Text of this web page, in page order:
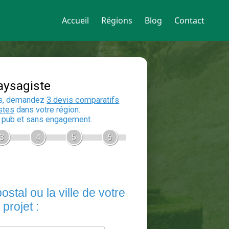
Accueil Régions Blog Contact
Devis Paysagiste
En 5 minutes, demandez
auxpaysagistesdans votre région.
Gratuit, sans pub et sans engagement.